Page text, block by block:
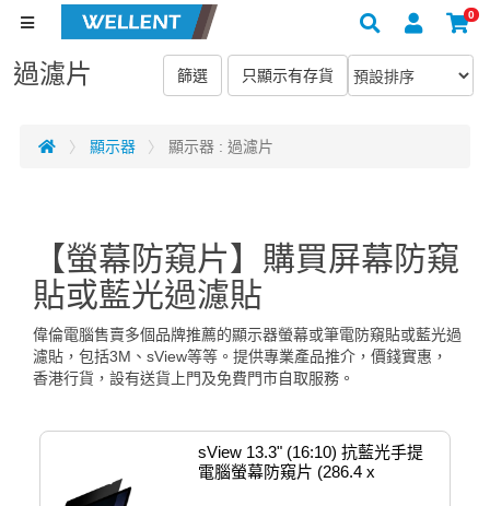
0
過濾片
顯示器 顯示器 : 過濾片
【螢幕防窺片】購買屏幕防窺
貼或藍光過濾貼
偉倫電腦售賣多個品牌推薦的顯示器螢幕或筆電防窺貼或藍光過
濾貼，包括3M、sView等等。提供專業產品推介，價錢實惠，
香港行貨，設有送貨上門及免費門市自取服務。
sView 13.3" (16:10) 抗藍光手提
電腦螢幕防窺片 (286.4 x